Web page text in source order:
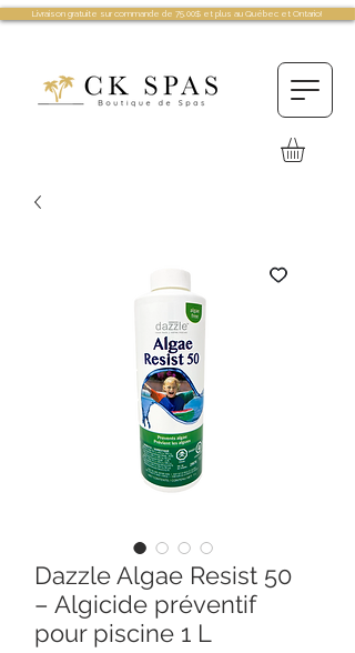
Livraison gratuite sur commande de 75.00$ et plus au Québec et Ontario!
Dazzle Algae Resist 50
– Algicide préventif
pour piscine 1 L